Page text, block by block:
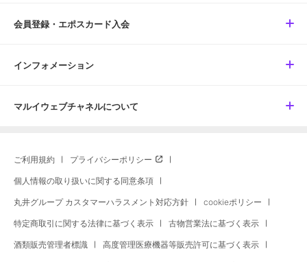
会員登録・エポスカード入会
インフォメーション
マルイウェブチャネルについて
ご利用規約 プライバシーポリシー
個人情報の取り扱いに関する同意条項
丸井グループ カスタマーハラスメント対応方針 cookieポリシー
特定商取引に関する法律に基づく表示 古物営業法に基づく表示
酒類販売管理者標識 高度管理医療機器等販売許可に基づく表示